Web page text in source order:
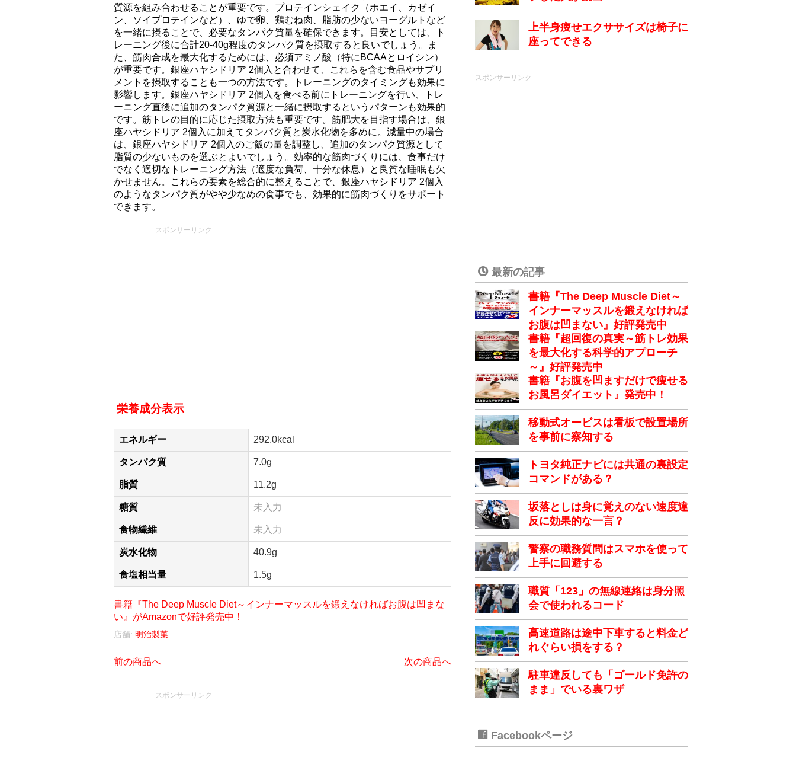
質源を組み合わせることが重要です。プロテインシェイク（ホエイ、カゼイ
ン、ソイプロテインなど）、ゆで卵、鶏むね肉、脂肪の少ないヨーグルトなど
を一緒に摂ることで、必要なタンパク質量を確保できます。目安としては、ト
レーニング後に合計20-40g程度のタンパク質を摂取すると良いでしょう。ま
た、筋肉合成を最大化するためには、必須アミノ酸（特にBCAAとロイシン）
が重要です。銀座ハヤシドリア 2個入と合わせて、これらを含む食品やサプリ
メントを摂取することも一つの方法です。トレーニングのタイミングも効果に
影響します。銀座ハヤシドリア 2個入を食べる前にトレーニングを行い、トレ
ーニング直後に追加のタンパク質源と一緒に摂取するというパターンも効果的
です。筋トレの目的に応じた摂取方法も重要です。筋肥大を目指す場合は、銀
座ハヤシドリア 2個入に加えてタンパク質と炭水化物を多めに。減量中の場合
は、銀座ハヤシドリア 2個入のご飯の量を調整し、追加のタンパク質源として
脂質の少ないものを選ぶとよいでしょう。効率的な筋肉づくりには、食事だけ
でなく適切なトレーニング方法（適度な負荷、十分な休息）と良質な睡眠も欠
かせません。これらの要素を総合的に整えることで、銀座ハヤシドリア 2個入
のようなタンパク質がやや少なめの食事でも、効果的に筋肉づくりをサポート
できます。
スポンサーリンク
栄養成分表示
エネルギー 292.0kcal
タンパク質 7.0g
脂質 11.2g
糖質 未入力
食物繊維 未入力
炭水化物 40.9g
食塩相当量 1.5g
書籍『The Deep Muscle Diet～インナーマッスルを鍛えなければお腹は凹まな
い』がAmazonで好評発売中！
店舗: 明治製菓
前の商品へ 次の商品へ
スポンサーリンク
上半身痩せエクササイズは椅子に
座ってできる
スポンサーリンク
最新の記事
書籍『The Deep Muscle Diet～
インナーマッスルを鍛えなければ
お腹は凹まない』好評発売中
書籍『超回復の真実～筋トレ効果
を最大化する科学的アプローチ
～』好評発売中
書籍『お腹を凹ますだけで痩せる
お風呂ダイエット』発売中！
移動式オービスは看板で設置場所
を事前に察知する
トヨタ純正ナビには共通の裏設定
コマンドがある？
坂落としは身に覚えのない速度違
反に効果的な一言？
警察の職務質問はスマホを使って
上手に回避する
職質「123」の無線連絡は身分照
会で使われるコード
高速道路は途中下車すると料金ど
れぐらい損をする？
駐車違反しても「ゴールド免許の
まま」でいる裏ワザ
Facebookページ